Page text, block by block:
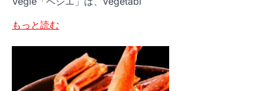
もっと読む